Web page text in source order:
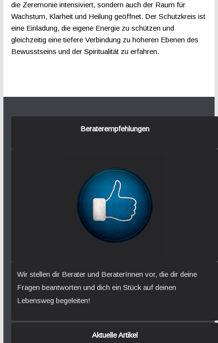
die Zeremonie intensiviert, sondern auch der Raum für
Wachstum, Klarheit und Heilung geöffnet. Der Schutzkreis ist
eine Einladung, die eigene Energie zu schützen und
gleichzeitig eine tiefere Verbindung zu höheren Ebenen des
Bewusstseins und der Spiritualität zu erfahren.
Beraterempfehlungen
Wir stellen dir Berater und BeraterInnen vor, die dir deine
Fragen beantworten und dich ein Stück auf deinen
Lebensweg begeleiten!
Aktuelle Artikel